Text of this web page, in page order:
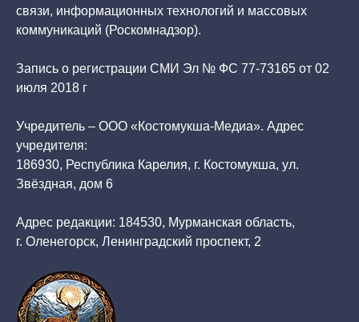
связи, информационных технологий и массовых
коммуникаций (Роскомнадзор).
Запись о регистрации СМИ Эл № ФС 77-73165 от 02
июля 2018 г
Учредитель – ООО «Костомукша-Медиа». Адрес
учредителя:
186930, Республика Карелия, г. Костомукша, ул.
Звёздная, дом 6
Адрес редакции: 184530, Мурманская область,
г. Оленегорск, Ленинградский проспект, 2